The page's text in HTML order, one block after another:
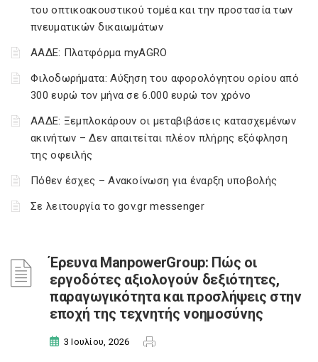
του οπτικοακουστικού τομέα και την προστασία των
πνευματικών δικαιωμάτων
ΑΑΔΕ: Πλατφόρμα myAGRO
Φιλοδωρήματα: Αύξηση του αφορολόγητου ορίου από
300 ευρώ τον μήνα σε 6.000 ευρώ τον χρόνο
ΑΑΔΕ: Ξεμπλοκάρουν οι μεταβιβάσεις κατασχεμένων
ακινήτων – Δεν απαιτείται πλέον πλήρης εξόφληση
της οφειλής
Πόθεν έσχες – Ανακοίνωση για έναρξη υποβολής
Σε λειτουργία το gov.gr messenger
Έρευνα ManpowerGroup: Πώς οι
εργοδότες αξιολογούν δεξιότητες,
παραγωγικότητα και προσλήψεις στην
εποχή της τεχνητής νοημοσύνης
3 Ιουλίου, 2026